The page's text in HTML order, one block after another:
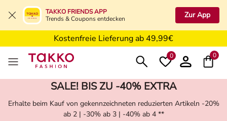
TAKKO FRIENDS APP
Trends & Coupons entdecken
Zur App
Kostenfreie Retoure in der Filiale
Kostenfreie Lieferung ab 49,99€
5€ Gutschein nach Registrierung*
0 0
SALE! BIS ZU -40% EXTRA
Erhalte beim Kauf von gekennzeichneten reduzierten Artikeln -20%
ab 2 | -30% ab 3 | -40% ab 4 **